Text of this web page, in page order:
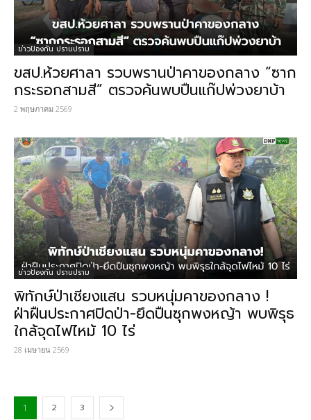
ข่าวป้องกัน ปราบปราม
ขสป.ห้วยศาลา รวบพรานป่าคาของกลาง “ซาก
กระรอกสามสี” ตรวจค้นพบปืนแก๊ปพ่วงยาบ้า
2 พฤษภาคม 2569
ข่าวป้องกัน ปราบปราม
พิทักษ์ป่าเชียงแสน รวบหนุ่มคาของกลาง !
ฝ่าฝืนประกาศปิดป่า-ยึดปืนซุกพงหญ้า พบพิรุธ
ใกล้จุดไฟไหม้ 10 ไร่
28 เมษายน 2569
1 2 3